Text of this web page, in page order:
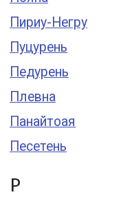
Пириу-Негру
Пуцурень
Педурень
Плевна
Панайтоая
Песетень
Р